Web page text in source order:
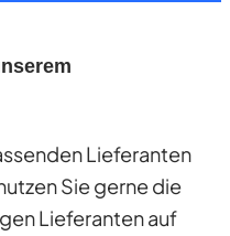
Lieferanten
Sie gerne die
Lieferanten auf